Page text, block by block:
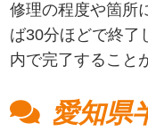
修理の程度や箇所
ば30分ほどで終了
内で完了すること
愛知県